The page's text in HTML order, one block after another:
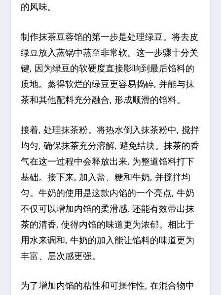
的风味。
制作抹茶豆蓉馅的第一步是处理绿豆。将去皮
绿豆放入蒸锅中蒸至非常软。这一步骤十分关
键, 因为绿豆的软硬度直接影响到最后馅料的
质地。蒸得软烂的绿豆更容易捣碎, 并能与抹
茶和其他配料充分融合, 形成顺滑的馅料。
接着, 处理抹茶粉。将热水倒入抹茶粉中, 搅拌
均匀, 确保抹茶充分溶解, 避免结块。抹茶的香
气在这一过程中会释放出来, 为整道馅料打下
基础。接下来, 加入盐、糖和牛奶, 并搅拌均
匀。牛奶的使用是这款内馅的一个亮点, 牛奶
不仅可以增加内馅的柔滑感, 还能有效带出抹
茶的清香, 使得内馅的味道更为浓郁。相比于
用水来调和, 牛奶的加入能让馅料的味道更为
丰富、层次感更强。
为了增加内馅的粘性和可操作性, 在混合物中